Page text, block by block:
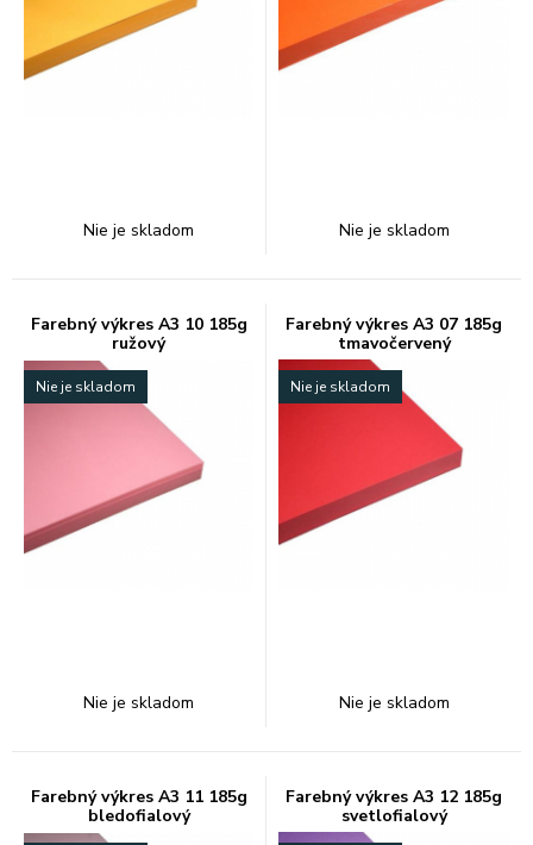
Nie je skladom Nie je skladom
Farebný výkres A3 10 185g
ružový
Nie je skladom
Nie je skladom
Farebný výkres A3 07 185g
tmavočervený
Nie je skladom
Nie je skladom
Farebný výkres A3 11 185g
bledofialový
Farebný výkres A3 12 185g
svetlofialový